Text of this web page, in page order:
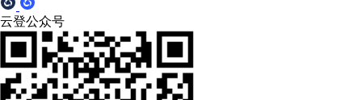
云登公众号